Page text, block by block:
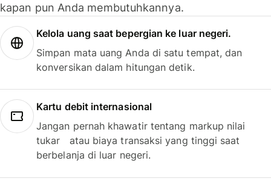
kapan pun Anda membutuhkannya.
Kelola uang saat bepergian ke luar negeri.
Simpan mata uang Anda di satu tempat, dan
konversikan dalam hitungan detik.
Kartu debit internasional
Jangan pernah khawatir tentang markup nilai
tukar atau biaya transaksi yang tinggi saat
berbelanja di luar negeri.